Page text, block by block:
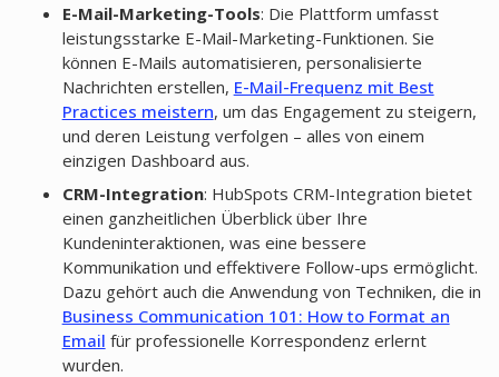
E-Mail-Marketing-Tools: Die Plattform umfasst
leistungsstarke E-Mail-Marketing-Funktionen. Sie
können E-Mails automatisieren, personalisierte
Nachrichten erstellen, E-Mail-Frequenz mit Best
Practices meistern, um das Engagement zu steigern,
und deren Leistung verfolgen – alles von einem
einzigen Dashboard aus.
CRM-Integration: HubSpots CRM-Integration bietet
einen ganzheitlichen Überblick über Ihre
Kundeninteraktionen, was eine bessere
Kommunikation und effektivere Follow-ups ermöglicht.
Dazu gehört auch die Anwendung von Techniken, die in
Business Communication 101: How to Format an
Email für professionelle Korrespondenz erlernt
wurden.